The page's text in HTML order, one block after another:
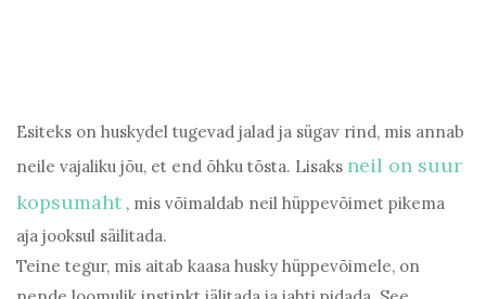
Esiteks on huskydel tugevad jalad ja sügav rind, mis annab
neile vajaliku jõu, et end õhku tõsta. Lisaks neil on suur
kopsumaht , mis võimaldab neil hüppevõimet pikema
aja jooksul säilitada.
Teine tegur, mis aitab kaasa husky hüppevõimele, on